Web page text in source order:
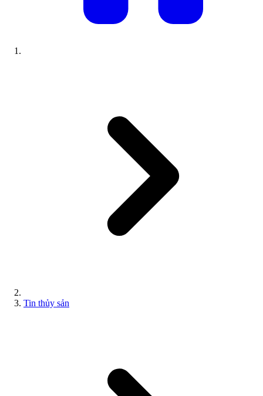
Tin thủy sản